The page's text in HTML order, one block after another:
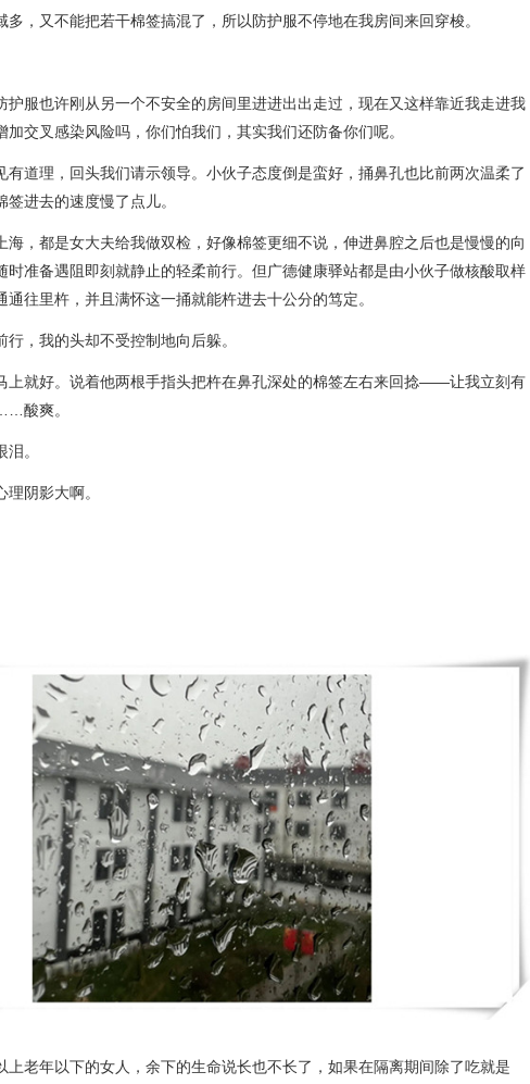
多，又不能把若干棉签搞混了，所以防护服不停地在我房间来回穿梭。
护服也许刚从另一个不安全的房间里进进出出走过，现在又这样靠近我走进我
加交叉感染风险吗，你们怕我们，其实我们还防备你们呢。
有道理，回头我们请示领导。小伙子态度倒是蛮好，捅鼻孔也比前两次温柔了
进去的速度慢了点儿。
海，都是女大夫给我做双检，好像棉签更细不说，伸进鼻腔之后也是慢慢的向
时准备遇阻即刻就静止的轻柔前行。但广德健康驿站都是由小伙子做核酸取样
往里杵，并且满怀这一捅就能杵进去十公分的笃定。
行，我的头却不受控制地向后躲。
上就好。说着他两根手指头把杵在鼻孔深处的棉签左右来回捻——让我立刻有
酸爽。
。
阴影大啊。
上老年以下的女人，余下的生命说长也不长了，如果在隔离期间除了吃就是